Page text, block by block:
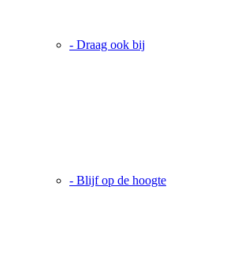
- Draag ook bij
- Blijf op de hoogte